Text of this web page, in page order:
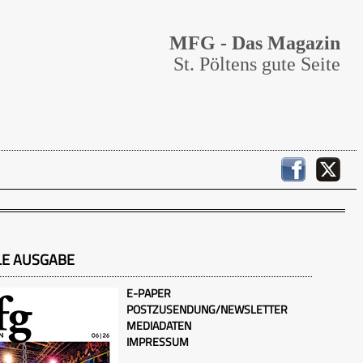
MFG - Das Magazin
St. Pöltens gute Seite
AUSGABE
E-PAPER
POSTZUSENDUNG/NEWSLETTER
MEDIADATEN
IMPRESSUM